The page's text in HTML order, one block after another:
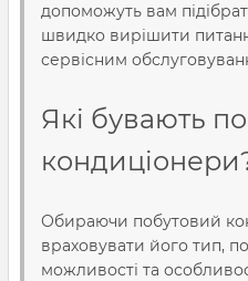
допоможуть вам
швидко вирішити
сервісним
Які бувають
Обираючи побутовий
враховувати його тип,
можливості та